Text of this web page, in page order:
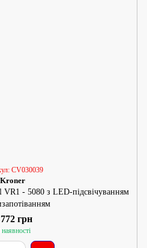
CV030039
Kroner
- 5080 з LED-підсвічуванням
грн